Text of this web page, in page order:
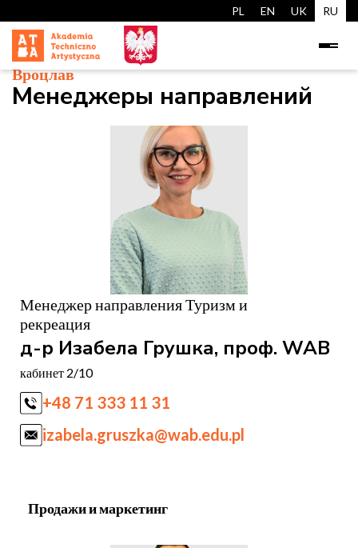
PL EN UK RU
Вроцлав
Менеджеры направлений
Менеджер направления Туризм и
рекреация
д-р Изабела Грушка, проф. WAB
кабинет 2/10
+48 71 333 11 31
izabela.gruszka@wab.edu.pl
Продажи и маркетинг